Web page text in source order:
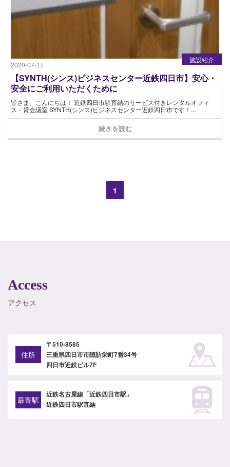
2020-07-17
施設紹介
【SYNTH(シンス)ビジネスセンター近鉄四日市】安心・
安全にご利用いただくために
皆さま、こんにちは！ 近鉄四日市駅直結のサービス付きレンタルオフィ
ス・貸会議室 SYNTH(シンス)ビジネスセンター近鉄四日市です！...
続きを読む
1
Access
アクセス
住所
〒510-8585
三重県四日市市諏訪栄町7番34号
四日市近鉄ビル7F
最寄駅
近鉄名古屋線「近鉄四日市駅」
近鉄四日市駅直結